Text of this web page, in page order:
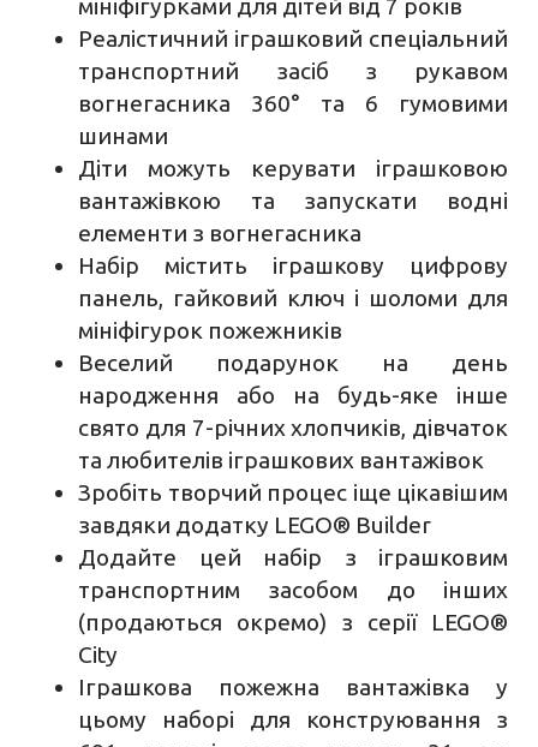
мініфігурками для дітей від 7 років
Реалістичний іграшковий спеціальний
транспортний засіб з рукавом
вогнегасника 360° та 6 гумовими
шинами
Діти можуть керувати іграшковою
вантажівкою та запускати водні
елементи з вогнегасника
Набір містить іграшкову цифрову
панель, гайковий ключ і шоломи для
мініфігурок пожежників
Веселий подарунок на день
народження або на будь-яке інше
свято для 7-річних хлопчиків, дівчаток
та любителів іграшкових вантажівок
Зробіть творчий процес іще цікавішим
завдяки додатку LEGO® Builder
Додайте цей набір з іграшковим
транспортним засобом до інших
(продаються окремо) з серії LEGO®
City
Іграшкова пожежна вантажівка у
цьому наборі для конструювання з